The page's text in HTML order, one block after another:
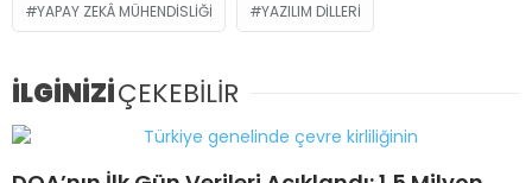
YAPAY ZEKÂ MÜHENDISLIĞI YAZILIM DILLERI
İLGİNİZİÇEKEBİLİR